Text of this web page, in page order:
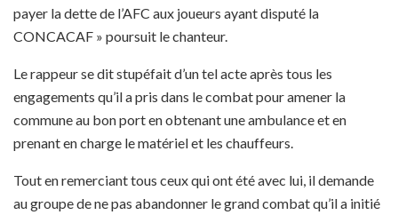
payer la dette de l’AFC aux joueurs ayant disputé la
CONCACAF » poursuit le chanteur.
Le rappeur se dit stupéfait d’un tel acte après tous les
engagements qu’il a pris dans le combat pour amener la
commune au bon port en obtenant une ambulance et en
prenant en charge le matériel et les chauffeurs.
Tout en remerciant tous ceux qui ont été avec lui, il demande
au groupe de ne pas abandonner le grand combat qu’il a initié